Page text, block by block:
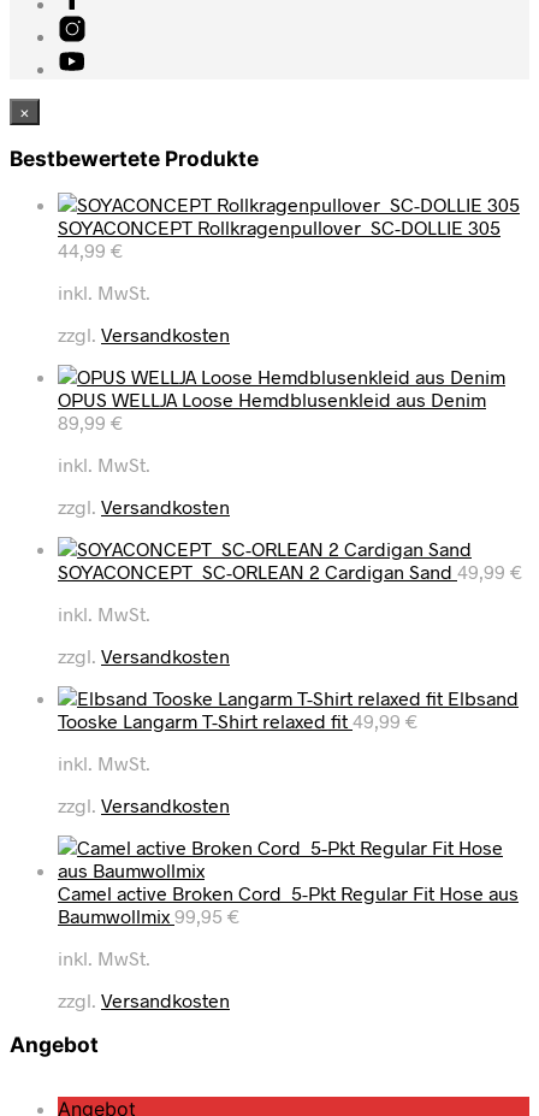
×
Bestbewertete Produkte
SOYACONCEPT Rollkragenpullover SC-DOLLIE 305
44,99 €
inkl. MwSt.
zzgl. Versandkosten
OPUS WELLJA Loose Hemdblusenkleid aus Denim
89,99 €
inkl. MwSt.
zzgl. Versandkosten
SOYACONCEPT SC-ORLEAN 2 Cardigan Sand 49,99 €
inkl. MwSt.
zzgl. Versandkosten
Elbsand
Tooske Langarm T-Shirt relaxed fit 49,99 €
inkl. MwSt.
zzgl. Versandkosten
Camel active Broken Cord 5-Pkt Regular Fit Hose aus
Baumwollmix 99,95 €
inkl. MwSt.
zzgl. Versandkosten
Angebot
Angebot